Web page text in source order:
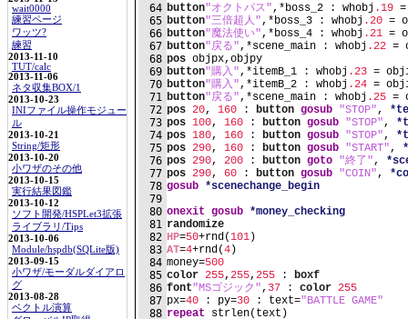
wait0000
練習ページ
ワッツ?
練習
2013-11-10
TUT/calc
2013-11-06
ネタ収集BOX/1
2013-10-23
INIファイル操作モジュー
ル
2013-10-21
String/矩形
2013-10-20
小ワザのその他
2013-10-15
実行結果図鑑
2013-10-12
ソフト開発/HSPLet3拡張
ライブラリ/Tips
2013-10-06
Module/hspdb(SQLite版)
2013-09-15
小ワザ/モーダルダイアロ
グ
2013-08-28
ベクトル演算
64
65
66
67
68
69
70
71
72
73
74
75
76
77
78
79
80
81
82
83
84
85
86
87
88
button"オクトパス",*boss_2 : whobj .19
button"三倍超人",*boss_3 : whobj .20 =
button"魔法使い",*boss_4 : whobj .21 =
button"戻る",*scene_main : whobj .22 =
pos objpx,objpy
button"購入",*itemB_1 : whobj .23 =
button"購入",*itemB_2 : whobj .24 =
button"戻る",*scene_main : whobj .25 =
pos 20, 160 : button gosub "STOP",
pos 100, 160 : button gosub "STOP",
pos 180, 160 : button gosub "STOP",
pos 290, 160 : button gosub "START",
pos 290, 200 : button goto "終了",
pos 290, 60 : button gosub "COIN",
gosub *scenechange_begin
onexit gosub *money_checking
randomize
HP=50+rnd(101 )
AT=4+rnd(4 )
money=500
color 255, 255, 255 : boxf
font"MSゴジック", 37 : color 255
px=40 : py=30 : text="BATTLE GAME"
repeat strlen(text)